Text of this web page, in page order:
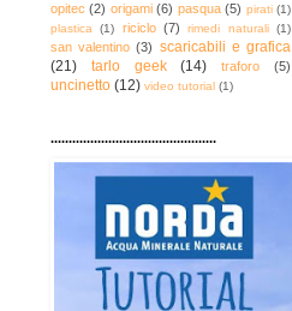
opitec (2) origami (6) pasqua (5) pirati (1)
plastica (1) riciclo (7) rimedi naturali (1)
san valentino (3) scaricabili e grafica
(21)
tarlo geek (14) traforo (5)
uncinetto (12) video tutorial (1)
..............................................